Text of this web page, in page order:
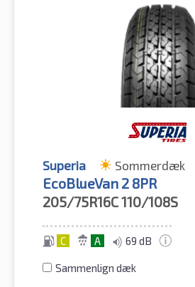
Superia Sommerdæk
EcoBlueVan 2 8PR
205/75R16C110/108S
C A 69 dB
Sammenlign dæk